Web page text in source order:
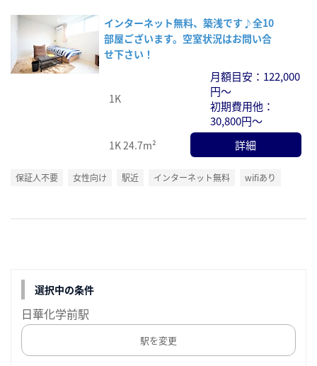
インターネット無料、築浅です♪全10
部屋ございます。空室状況はお問い合
せ下さい！
1K
月額目安：122,000
円～
初期費用他：
30,800円～
1K24.7m² 詳細
保証人不要 女性向け 駅近 インターネット無料 wifiあり
選択中の条件
日華化学前駅
駅を変更